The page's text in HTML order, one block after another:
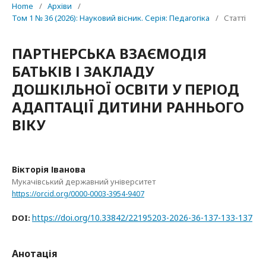
Home / Архіви
/
Том 1 № 36 (2026): Науковий вісник. Серія: Педагогіка
/ Статті
ПАРТНЕРСЬКА ВЗАЄМОДІЯ
БАТЬКІВ І ЗАКЛАДУ
ДОШКІЛЬНОЇ ОСВІТИ У ПЕРІОД
АДАПТАЦІЇ ДИТИНИ РАННЬОГО
ВІКУ
Вікторія Іванова
Мукачівський державний університет
https://orcid.org/0000-0003-3954-9407
DOI: https://doi.org/10.33842/22195203-2026-36-137-133-137
Анотація